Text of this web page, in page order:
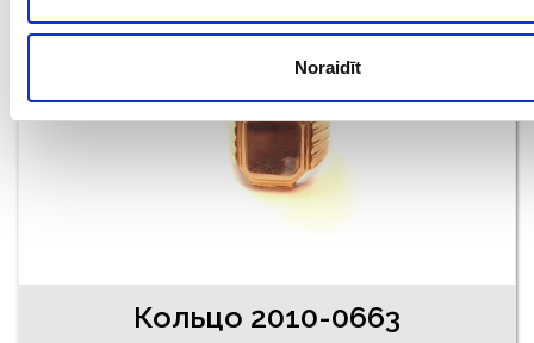
Noraidīt Новинки
Кольцо 2010-0663